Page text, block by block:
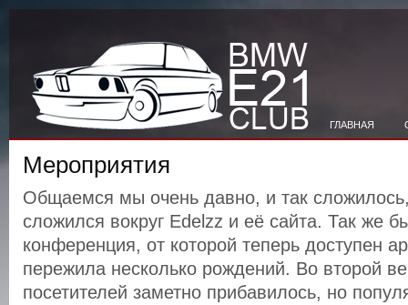
ГЛАВНАЯ
Мероприятия
Общаемся мы очень давно, и так сложилось,
сложился вокруг Edelzz и её сайта. Так же
конференция, от которой теперь доступен
пережила несколько рождений. Во второй
посетителей заметно прибавилось, но